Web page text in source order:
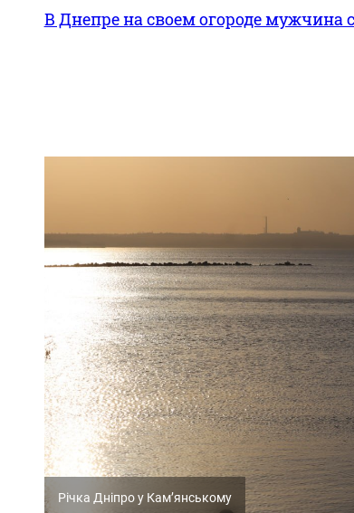
В Днепре на своем огороде
Річка Дніпро у Кам’янському